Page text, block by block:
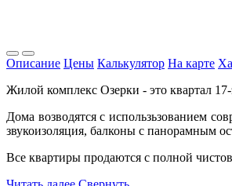
Описание Цены Калькулятор На карте
Жилой комплекс Озерки - это квартал
Дома возводятся с использьзованием
звукоизоляция, балконы с панорамным
Все квартиры продаются с полной